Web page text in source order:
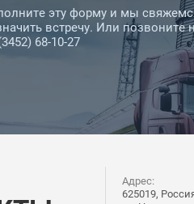
эту форму и мы
встречу. Или позвоните
68-10-27
Адрес:
625019,